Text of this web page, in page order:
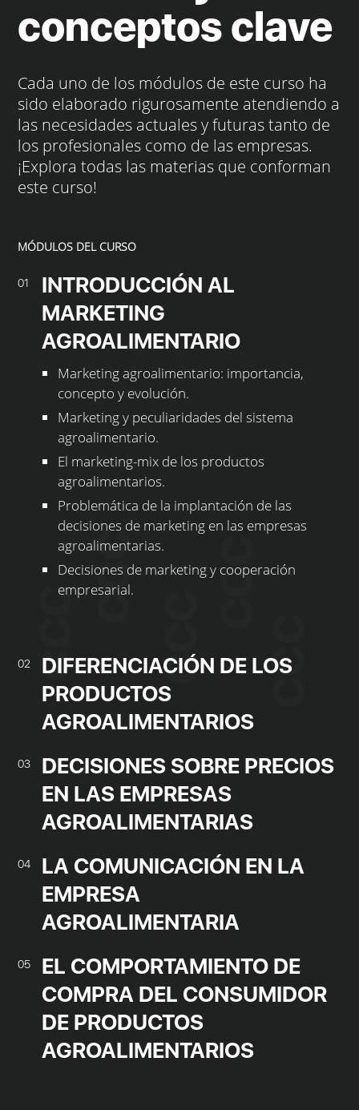
conceptos clave
Cada uno de los módulos de este curso ha
sido elaborado rigurosamente atendiendo a
las necesidades actuales y futuras tanto de
los profesionales como de las empresas.
¡Explora todas las materias que conforman
este curso!
MÓDULOS DEL CURSO
01
INTRODUCCIÓN AL
MARKETING
AGROALIMENTARIO
Marketing agroalimentario: importancia,
concepto y evolución.
Marketing y peculiaridades del sistema
agroalimentario.
El marketing-mix de los productos
agroalimentarios.
Problemática de la implantación de las
decisiones de marketing en las empresas
agroalimentarias.
Decisiones de marketing y cooperación
empresarial.
02
DIFERENCIACIÓN DE LOS
PRODUCTOS
AGROALIMENTARIOS
03
DECISIONES SOBRE PRECIOS
EN LAS EMPRESAS
AGROALIMENTARIAS
04
LA COMUNICACIÓN EN LA
EMPRESA
AGROALIMENTARIA
05
EL COMPORTAMIENTO DE
COMPRA DEL CONSUMIDOR
DE PRODUCTOS
AGROALIMENTARIOS